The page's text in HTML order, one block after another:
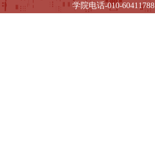
学院电话-010-60411788